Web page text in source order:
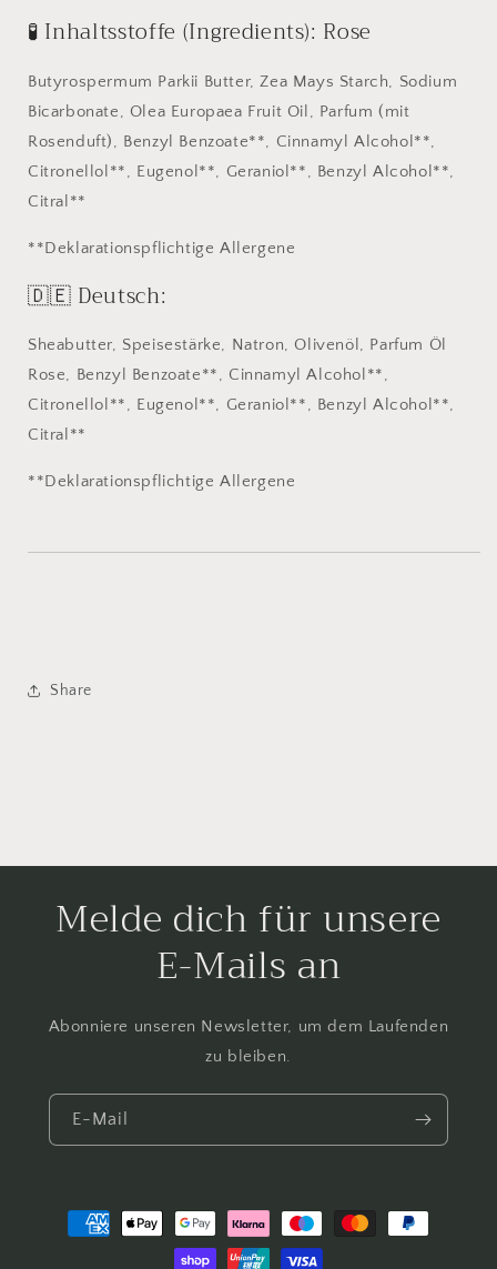
🧪 Inhaltsstoffe (Ingredients): Rose
Butyrospermum Parkii Butter, Zea Mays Starch, Sodium
Bicarbonate, Olea Europaea Fruit Oil, Parfum (mit
Rosenduft), Benzyl Benzoate**, Cinnamyl Alcohol**,
Citronellol**, Eugenol**, Geraniol**, Benzyl Alcohol**,
Citral**
**Deklarationspflichtige Allergene
🇩🇪 Deutsch:
Sheabutter, Speisestärke, Natron, Olivenöl, Parfum Öl
Rose, Benzyl Benzoate**, Cinnamyl Alcohol**,
Citronellol**, Eugenol**, Geraniol**, Benzyl Alcohol**,
Citral**
**Deklarationspflichtige Allergene
Share
Melde dich für unsere
E-Mails an
Abonniere unseren Newsletter, um dem Laufenden
zu bleiben.
E-Mail
Zahlungsmethoden